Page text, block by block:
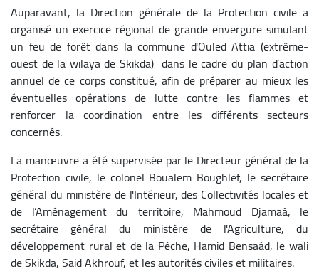
Auparavant, la Direction générale de la Protection civile a
organisé un exercice régional de grande envergure simulant
un feu de forêt dans la commune d'Ouled Attia (extrême-
ouest de la wilaya de Skikda) dans le cadre du plan d’action
annuel de ce corps constitué, afin de préparer au mieux les
éventuelles opérations de lutte contre les flammes et
renforcer la coordination entre les différents secteurs
concernés.
La manœuvre a été supervisée par le Directeur général de la
Protection civile, le colonel Boualem Boughlef, le secrétaire
général du ministère de l'Intérieur, des Collectivités locales et
de l’Aménagement du territoire, Mahmoud Djamaâ, le
secrétaire général du ministère de l'Agriculture, du
développement rural et de la Pêche, Hamid Bensaâd, le wali
de Skikda, Said Akhrouf, et les autorités civiles et militaires.